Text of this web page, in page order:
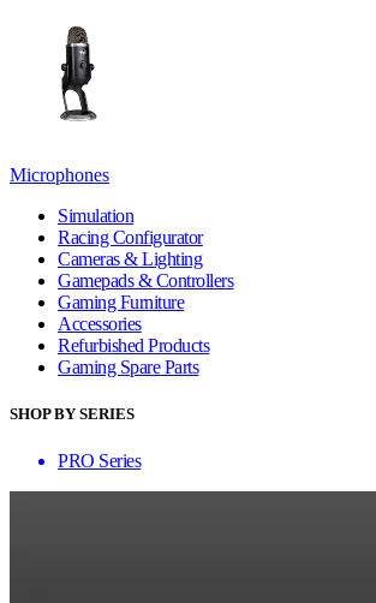
Microphones
Simulation
Racing Configurator
Cameras & Lighting
Gamepads & Controllers
Gaming Furniture
Accessories
Refurbished Products
Gaming Spare Parts
SHOP BY SERIES
PRO Series